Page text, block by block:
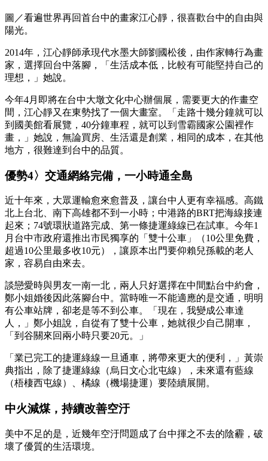
圖／看遍世界再回首台中的畫家江心靜，很喜歡台中的自由與
陽光。
2014年，江心靜師承現代水墨大師劉國松後，由作家轉行為畫
家，選擇回台中落腳，「生活成本低，比較有可能堅持自己的
理想，」她說。
今年4月即將在台中大墩文化中心辦個展，需要更大的作畫空
間，江心靜又在東勢找了一個大畫室。「走路十幾分鐘就可以
到國美館看展覽，40分鐘車程，就可以到雪霸國家公園裡作
畫，」她說，無論買房、生活還是創業，相同的成本，在其他
地方，很難達到台中的品質。
優勢4〉交通網絡完備，一小時通全島
近十年來，大眾運輸愈來愈普及，讓台中人更有幸福感。高鐵
北上台北、南下高雄都不到一小時；中港路的BRT把海線接連
起來；74號環狀道路完成、第一條捷運綠線已在試車。今年1
月台中市政府還推出市民獨享的「雙十公車」（10公里免費，
超過10公里最多收10元），讓原本出門要仰賴兒孫載的老人
家，容易自由來去。
談戀愛時與男友一南一北，兩人只好選擇在中間點台中約會，
鄭小姐婚後因此落腳台中。當時唯一不能適應的是交通，明明
有公車站牌，卻老是等不到公車。「現在，我變成公車達
人，」鄭小姐說，自從有了雙十公車，她就很少自己開車，
「到谷關來回兩小時只要20元。」
「業已完工的捷運綠線一旦通車，將帶來更大的便利，」黃崇
典指出，除了捷運綠線（烏日文心北屯線），未來還有藍線
（梧棲西屯線）、橘線（機場捷運）要陸續展開。
中火減煤，持續改善空汙
美中不足的是，近幾年空汙問題成了台中揮之不去的陰霾，破
壞了優質的生活環境。